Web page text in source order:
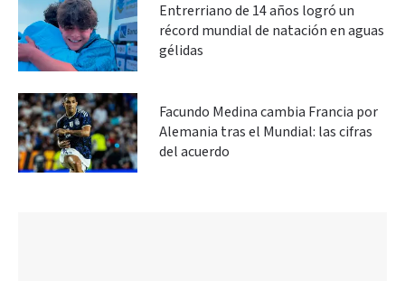
Entrerriano de 14 años logró un
récord mundial de natación en aguas
gélidas
Facundo Medina cambia Francia por
Alemania tras el Mundial: las cifras
del acuerdo